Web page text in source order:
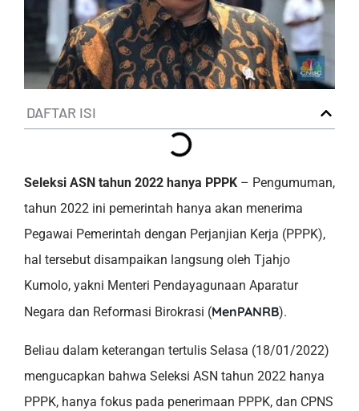
DAFTAR ISI
Seleksi ASN tahun 2022 hanya PPPK – Pengumuman,
tahun 2022 ini pemerintah hanya akan menerima
Pegawai Pemerintah dengan Perjanjian Kerja (PPPK),
hal tersebut disampaikan langsung oleh Tjahjo
Kumolo, yakni Menteri Pendayagunaan Aparatur
Negara dan Reformasi Birokrasi (MenPANRB).
Beliau dalam keterangan tertulis Selasa (18/01/2022)
mengucapkan bahwa Seleksi ASN tahun 2022 hanya
PPPK, hanya fokus pada penerimaan PPPK, dan CPNS